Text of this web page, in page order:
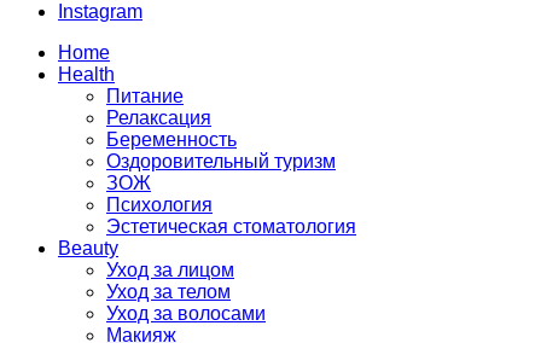
Instagram
Home
Health
Питание
Релаксация
Беременность
Оздоровительный туризм
ЗОЖ
Психология
Эстетическая стоматология
Beauty
Уход за лицом
Уход за телом
Уход за волосами
Макияж